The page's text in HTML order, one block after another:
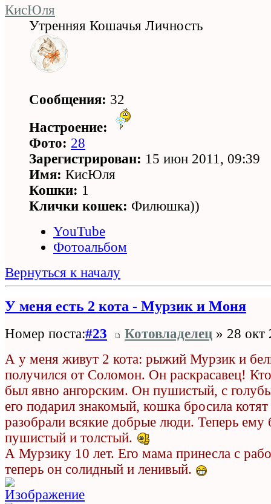
КисЮля
Утренняя Кошачья Личность
Сообщения: 32
Настроение:
Фото: 28
Зарегистрирован: 15 июн 2011, 09:39
Имя: КисЮля
Кошки: 1
Клички кошек: Филюшка))
YouTube
Фотоальбом
Вернуться к началу
У меня есть 2 кота - Мурзик и Моня
Номер поста:#23 Котовладелец » 28 окт
А у меня живут 2 кота: рыжий Мурзик и
получился от Соломон. Он раскрасавец!
был явно ангорским. Он пушистый, с
его подарил знакомый, кошка бросила
разобрали всякие добрые люди. Теперь ему
пушистый и толстый.
А Мурзику 10 лет. Его мама принесла с
теперь он солидный и ленивый.